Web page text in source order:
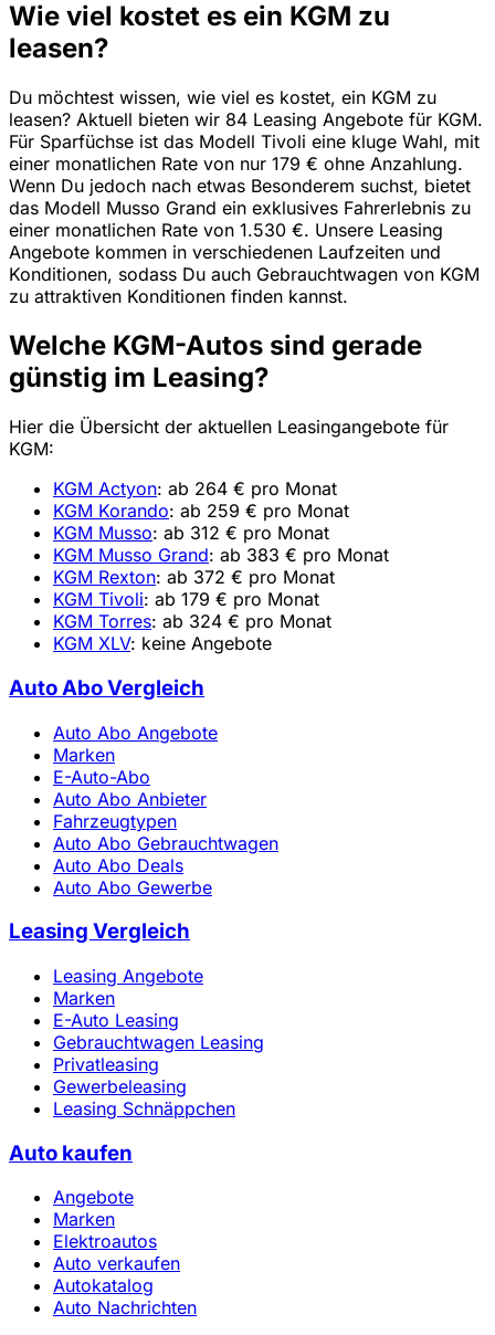
Wie viel kostet es ein KGM zu
leasen?
Du möchtest wissen, wie viel es kostet, ein KGM zu
leasen? Aktuell bieten wir 84 Leasing Angebote für KGM.
Für Sparfüchse ist das Modell Tivoli eine kluge Wahl, mit
einer monatlichen Rate von nur 179 € ohne Anzahlung.
Wenn Du jedoch nach etwas Besonderem suchst, bietet
das Modell Musso Grand ein exklusives Fahrerlebnis zu
einer monatlichen Rate von 1.530 €. Unsere Leasing
Angebote kommen in verschiedenen Laufzeiten und
Konditionen, sodass Du auch Gebrauchtwagen von KGM
zu attraktiven Konditionen finden kannst.
Welche KGM-Autos sind gerade
günstig im Leasing?
Hier die Übersicht der aktuellen Leasingangebote für
KGM:
KGM Actyon: ab 264 € pro Monat
KGM Korando: ab 259 € pro Monat
KGM Musso: ab 312 € pro Monat
KGM Musso Grand: ab 383 € pro Monat
KGM Rexton: ab 372 € pro Monat
KGM Tivoli: ab 179 € pro Monat
KGM Torres: ab 324 € pro Monat
KGM XLV: keine Angebote
Auto Abo Vergleich
Auto Abo Angebote
Marken
E-Auto-Abo
Auto Abo Anbieter
Fahrzeugtypen
Auto Abo Gebrauchtwagen
Auto Abo Deals
Auto Abo Gewerbe
Leasing Vergleich
Leasing Angebote
Marken
E-Auto Leasing
Gebrauchtwagen Leasing
Privatleasing
Gewerbeleasing
Leasing Schnäppchen
Auto kaufen
Angebote
Marken
Elektroautos
Auto verkaufen
Autokatalog
Auto Nachrichten